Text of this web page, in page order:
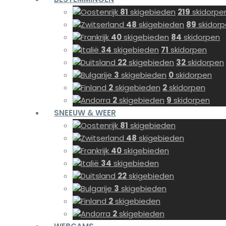
Oostenrijk 81 skigebieden 219
Zwitserland 48 skigebieden 89
Frankrijk 40skigebieden 84 skidorpen
Italië 34 skigebieden 71 skidorpen
Duitsland 22skigebieden 32skidorpen
Bulgarije 3 skigebieden 0skidorpen
Finland 2skigebieden 2skidorpen
Andorra 2skigebieden 9 skidorpen
SNEEUW & WEER
Oostenrijk 81 skigebieden
Zwitserland 48 skigebieden
Frankrijk 40skigebieden
Italië 34 skigebieden
Duitsland 22skigebieden
Bulgarije 3 skigebieden
Finland 2skigebieden
Andorra 2skigebieden